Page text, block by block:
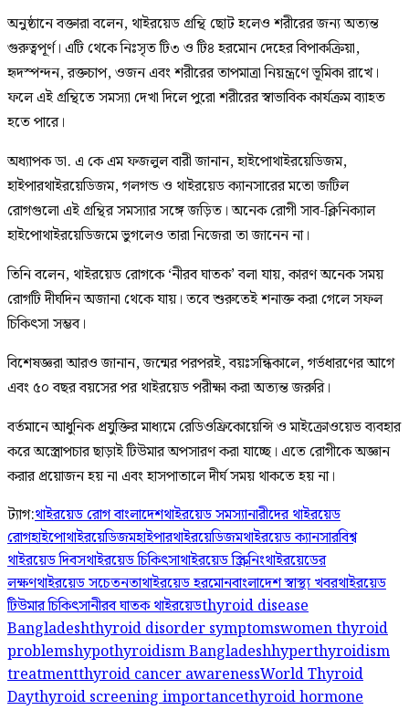
অনুষ্ঠানে বক্তারা বলেন, থাইরয়েড গ্রন্থি ছোট হলেও শরীরের জন্য অত্যন্ত
গুরুত্বপূর্ণ। এটি থেকে নিঃসৃত টি৩ ও টি৪ হরমোন দেহের বিপাকক্রিয়া,
হৃদস্পন্দন, রক্তচাপ, ওজন এবং শরীরের তাপমাত্রা নিয়ন্ত্রণে ভূমিকা রাখে।
ফলে এই গ্রন্থিতে সমস্যা দেখা দিলে পুরো শরীরের স্বাভাবিক কার্যক্রম ব্যাহত
হতে পারে।
অধ্যাপক ডা. এ কে এম ফজলুল বারী জানান, হাইপোথাইরয়েডিজম,
হাইপারথাইরয়েডিজম, গলগন্ড ও থাইরয়েড ক্যানসারের মতো জটিল
রোগগুলো এই গ্রন্থির সমস্যার সঙ্গে জড়িত। অনেক রোগী সাব-ক্লিনিক্যাল
হাইপোথাইরয়েডিজমে ভুগলেও তারা নিজেরা তা জানেন না।
তিনি বলেন, থাইরয়েড রোগকে ‘নীরব ঘাতক’ বলা যায়, কারণ অনেক সময়
রোগটি দীর্ঘদিন অজানা থেকে যায়। তবে শুরুতেই শনাক্ত করা গেলে সফল
চিকিৎসা সম্ভব।
বিশেষজ্ঞরা আরও জানান, জন্মের পরপরই, বয়ঃসন্ধিকালে, গর্ভধারণের আগে
এবং ৫০ বছর বয়সের পর থাইরয়েড পরীক্ষা করা অত্যন্ত জরুরি।
বর্তমানে আধুনিক প্রযুক্তির মাধ্যমে রেডিওফ্রিকোয়েন্সি ও মাইক্রোওয়েভ ব্যবহার
করে অস্ত্রোপচার ছাড়াই টিউমার অপসারণ করা যাচ্ছে। এতে রোগীকে অজ্ঞান
করার প্রয়োজন হয় না এবং হাসপাতালে দীর্ঘ সময় থাকতে হয় না।
ট্যাগ:থাইরয়েড রোগ বাংলাদেশথাইরয়েড সমস্যানারীদের থাইরয়েড
রোগহাইপোথাইরয়েডিজমহাইপারথাইরয়েডিজমথাইরয়েড ক্যানসারবিশ্ব
থাইরয়েড দিবসথাইরয়েড চিকিৎসাথাইরয়েড স্ক্রিনিংথাইরয়েডের
লক্ষণথাইরয়েড সচেতনতাথাইরয়েড হরমোনবাংলাদেশ স্বাস্থ্য খবরথাইরয়েড
টিউমার চিকিৎসানীরব ঘাতক থাইরয়েডthyroid disease
Bangladeshthyroid disorder symptomswomen thyroid
problemshypothyroidism Bangladeshhyperthyroidism
treatmentthyroid cancer awarenessWorld Thyroid
Daythyroid screening importancethyroid hormone